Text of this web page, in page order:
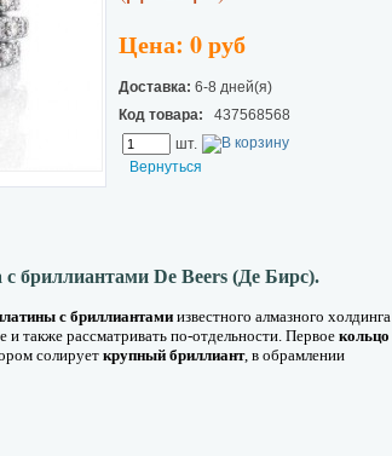
Цена: 0 руб
Доставка: 6-8 дней(я)
Код товара: 437568568
шт.
Вернуться
бриллиантами De Beers (Де Бирс).
с бриллиантами известного алмазного холдинга
и также рассматривать по-отдельности. Первое кольцо
солирует крупный бриллиант, в обрамлении